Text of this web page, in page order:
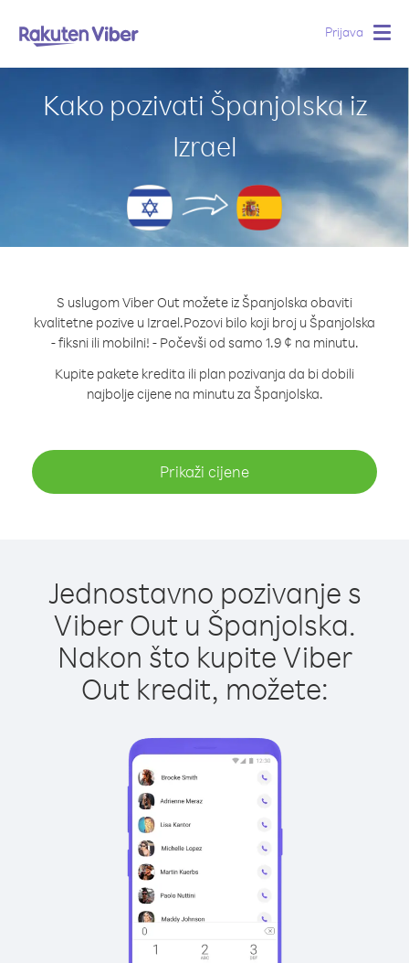
Prijava
Kako pozivati Španjolska iz
Izrael
S uslugom Viber Out možete iz Španjolska obaviti
kvalitetne pozive u Izrael.Pozovi bilo koji broj u Španjolska
- fiksni ili mobilni! - Počevši od samo 1.9 ¢ na minutu.
Kupite pakete kredita ili plan pozivanja da bi dobili
najbolje cijene na minutu za Španjolska.
Prikaži cijene
Jednostavno pozivanje s
Viber Out u Španjolska.
Nakon što kupite Viber
Out kredit, možete: